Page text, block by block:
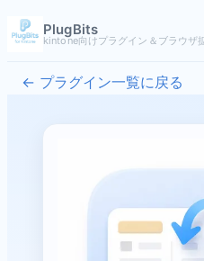
PlugBits
kintone向けプラグイン＆ブラウザ
← プラグイン一覧に戻る